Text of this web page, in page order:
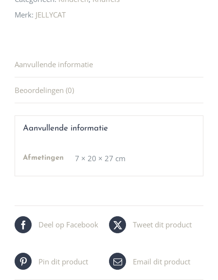
Merk: JELLYCAT
Aanvullende informatie
Beoordelingen (0)
Aanvullende informatie
Afmetingen 7 × 20 × 27 cm
Deel op Facebook Tweet dit product
Pin dit product Email dit product